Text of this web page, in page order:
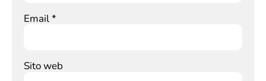
Email*
Sito web